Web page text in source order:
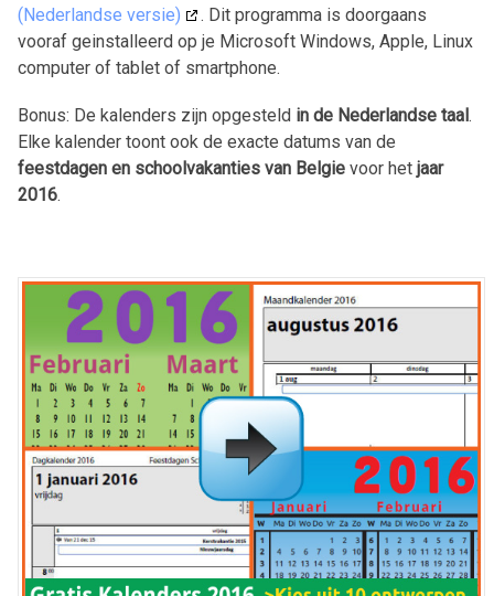
(Nederlandse versie)
. Dit programma is doorgaans
vooraf geinstalleerd op je Microsoft Windows, Apple, Linux
computer of tablet of smartphone.
Bonus: De kalenders zijn opgesteld in de Nederlandse taal.
Elke kalender toont ook de exacte datums van de
feestdagen en schoolvakanties van Belgie voor het jaar
2016.